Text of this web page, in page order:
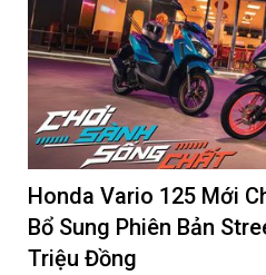
Honda Vario 125 Mới
Bổ Sung Phiên Bản
Triệu Đồng